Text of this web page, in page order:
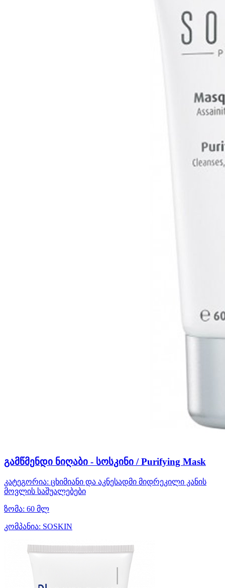
გამწმენდი ნიღაბი - სოსკინი / Purifying Mask
კატეგორია: ცხიმიანი და აკნესადმი მიდრეკილი კანის
მოვლის საშუალებები
ზომა: 60 მლ
კომპანია: SOSKIN